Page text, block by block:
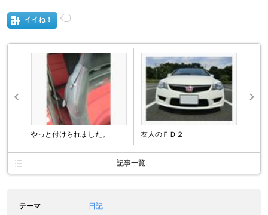
イイね！
やっと付けられました。 友人のＦＤ２
記事一覧
テーマ
日記